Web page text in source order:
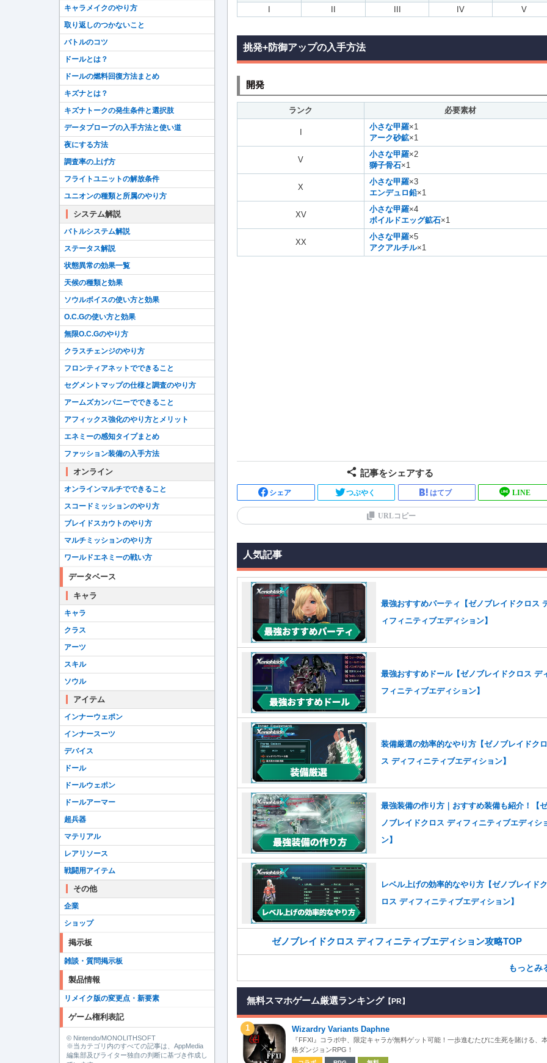
IV V
挑発+防御アップの入手方法
開発
ランク 必要素材
小さな甲羅×1
アーク砂鉱×1
V
小さな甲羅×2
獅子骨石×1
X
小さな甲羅×3
エンデュロ鉛×1
XV
小さな甲羅×4
ボイルドエッグ鉱石×1
XX
小さな甲羅×5
アクアルチル×1
記事をシェアする
シェア つぶやく はてブ LINE
URLコピー
人気記事
最強おすすめパーティ【ゼノブレイドクロス
ィフィニティブエディション】
最強おすすめドール【ゼノブレイドクロス デ
フィニティブエディション】
装備厳選の効率的なやり方【ゼノブレイドクロ
ス ディフィニティブエディション】
最強装備の作り方｜おすすめ装備も紹介！【
ノブレイドクロス ディフィニティブエディシ
ン】
レベル上げの効率的なやり方【ゼノブレイドク
ロス ディフィニティブエディション】
ゼノブレイドクロス ディフィニティブエディション攻略TOP
もっとみ
無料スマホゲーム厳選ランキング 【PR】
1 Wizardry Variants Daphne
『FFXI』コラボ中、限定キャラが無料ゲット可能！一歩進むたびに生死を賭ける、
格ダンジョンRPG！
キャラメイクのやり方
取り返しのつかないこと
バトルのコツ
ドールとは？
ドールの燃料回復方法まとめ
キズナとは？
キズナトークの発生条件と選択肢
データプローブの入手方法と使い道
夜にする方法
調査率の上げ方
フライトユニットの解放条件
ユニオンの種類と所属のやり方
システム解説
バトルシステム解説
ステータス解説
状態異常の効果一覧
天候の種類と効果
ソウルボイスの使い方と効果
O.C.Gの使い方と効果
無限O.C.Gのやり方
クラスチェンジのやり方
フロンティアネットでできること
セグメントマップの仕様と調査のやり方
アームズカンパニーでできること
アフィックス強化のやり方とメリット
エネミーの感知タイプまとめ
ファッション装備の入手方法
オンライン
オンラインマルチでできること
スコードミッションのやり方
ブレイドスカウトのやり方
マルチミッションのやり方
ワールドエネミーの戦い方
データベース
キャラ
キャラ
クラス
アーツ
スキル
ソウル
アイテム
インナーウェポン
インナースーツ
デバイス
ドール
ドールウェポン
ドールアーマー
超兵器
マテリアル
レアリソース
戦闘用アイテム
その他
企業
ショップ
掲示板
雑談・質問掲示板
製品情報
リメイク版の変更点・新要素
ゲーム権利表記
© Nintendo/MONOLITHSOFT
※当カテゴリ内のすべての記事は、AppMedia
編集部及びライター独自の判断に基づき作成し